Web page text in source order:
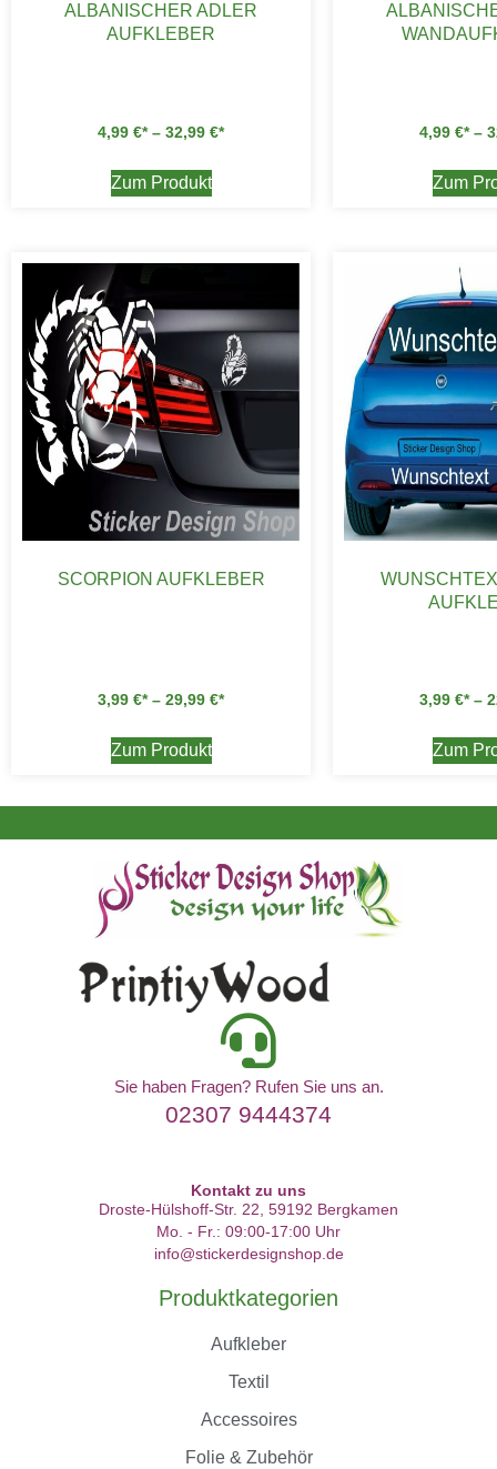
ALBANISCHER ADLER
AUFKLEBER
4,99 € – 32,99 €
Zum Produkt
4,99 € –
Zum
SCORPION AUFKLEBER
3,99 € – 29,99 €
Zum Produkt
3,99 € –
Zum
Sie haben Fragen? Rufen Sie uns an.
02307 9444374
Kontakt zu uns
Droste-Hülshoff-Str. 22, 59192 Bergkamen
Mo. - Fr.: 09:00-17:00 Uhr
info@stickerdesignshop.de
Produktkategorien
Aufkleber
Textil
Accessoires
Folie & Zubehör